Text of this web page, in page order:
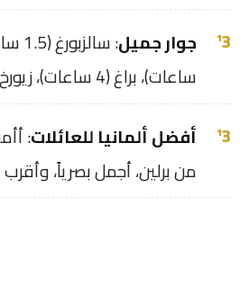
جوار جميل
ساعات)، براغ (4 ساعات)، زيورخ (3 ساعات)
أفضل ألمانيا للعائلات:
من برلين، أجمل بصرياً، وأقرب